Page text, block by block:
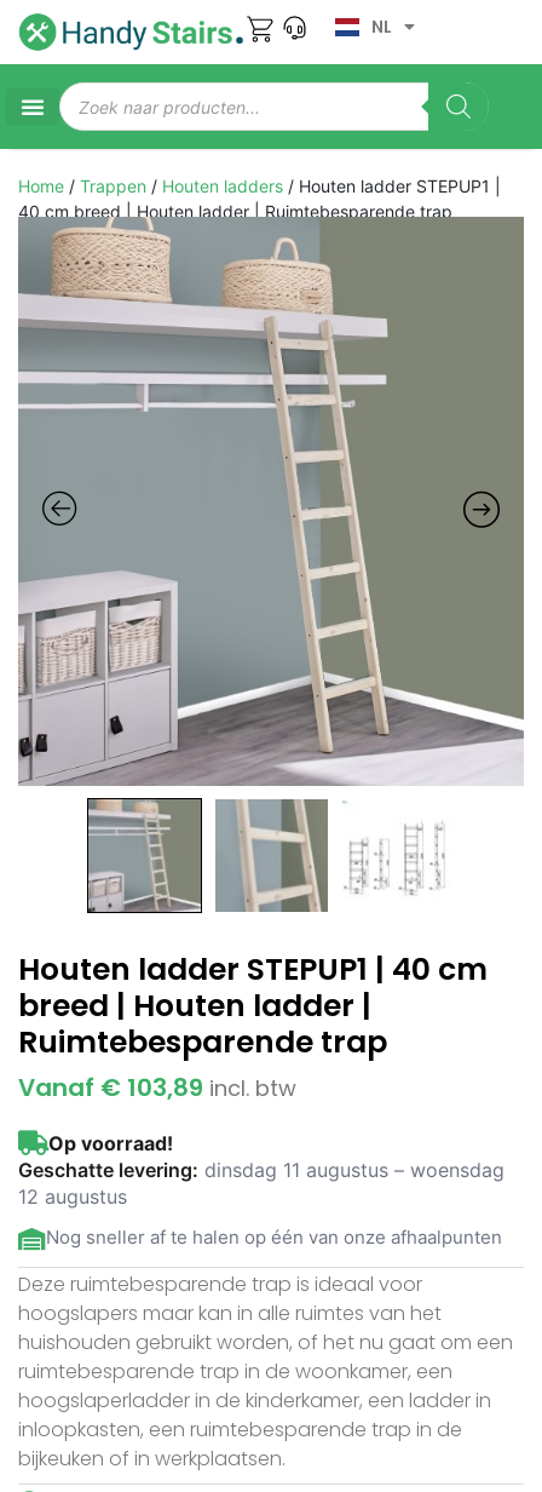
NL
Home / Trappen / Houten ladders / Houten ladder STEPUP1 |
40 cm breed | Houten ladder | Ruimtebesparende trap
Houten ladder STEPUP1 | 40 cm
breed | Houten ladder |
Ruimtebesparende trap
Vanaf € 103,89 incl. btw
Op voorraad!
Geschatte levering: dinsdag 11 augustus – woensdag
12 augustus
Nog sneller af te halen op één van onze afhaalpunten
Deze ruimtebesparende trap is ideaal voor
hoogslapers maar kan in alle ruimtes van het
huishouden gebruikt worden, of het nu gaat om een
ruimtebesparende trap in de woonkamer, een
hoogslaperladder in de kinderkamer, een ladder in
inloopkasten, een ruimtebesparende trap in de
bijkeuken of in werkplaatsen.